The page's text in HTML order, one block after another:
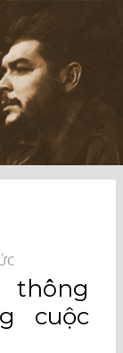
thông
cuộc